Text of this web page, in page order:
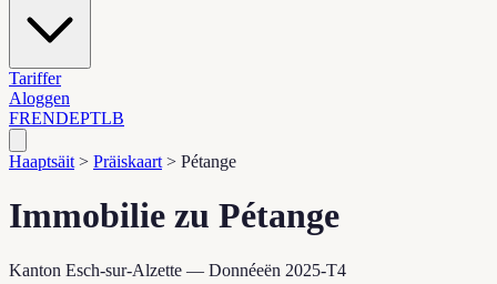
Tariffer
Aloggen
FRENDEPTLB
Haaptsäit > Präiskaart > Pétange
Immobilie zu Pétange
Kanton Esch-sur-Alzette — Donnéeën 2025-T4